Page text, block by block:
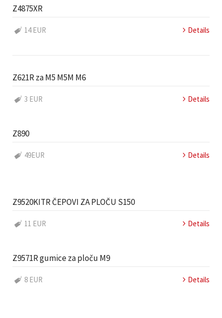
Z4875XR
14 EUR Details
Z621R za M5 M5M M6
3 EUR Details
Z890
49EUR Details
Z9520KITR ČEPOVI ZA PLOČU S150
11 EUR Details
Z9571R gumice za ploču M9
8 EUR Details